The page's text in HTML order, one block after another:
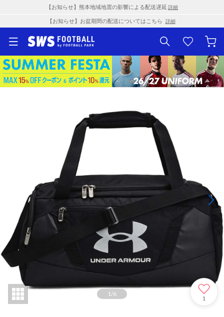
【お知らせ】熊本地域地震の影響による配送遅延 詳細
【お知らせ】お盆期間の配送についてはこちら 詳細
1/6
1